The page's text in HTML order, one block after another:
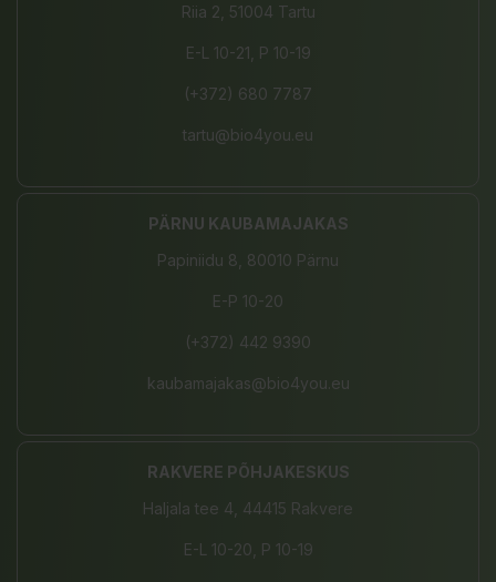
Riia 2, 51004 Tartu
E-L 10-21, P 10-19
(+372) 680 7787
tartu@bio4you.eu
PÄRNU KAUBAMAJAKAS
Papiniidu 8, 80010 Pärnu
E-P 10-20
(+372) 442 9390
kaubamajakas@bio4you.eu
RAKVERE PÕHJAKESKUS
Haljala tee 4, 44415 Rakvere
E-L 10-20, P 10-19